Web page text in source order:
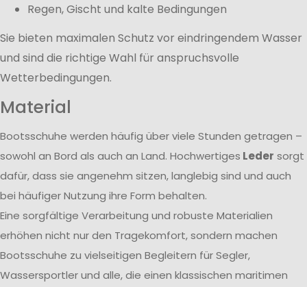
Regen, Gischt und kalte Bedingungen
Sie bieten maximalen Schutz vor eindringendem Wasser
und sind die richtige Wahl für anspruchsvolle
Wetterbedingungen.
Material
Bootsschuhe werden häufig über viele Stunden getragen –
sowohl an Bord als auch an Land. Hochwertiges Leder sorgt
dafür, dass sie angenehm sitzen, langlebig sind und auch
bei häufiger Nutzung ihre Form behalten.
Eine sorgfältige Verarbeitung und robuste Materialien
erhöhen nicht nur den Tragekomfort, sondern machen
Bootsschuhe zu vielseitigen Begleitern für Segler,
Wassersportler und alle, die einen klassischen maritimen